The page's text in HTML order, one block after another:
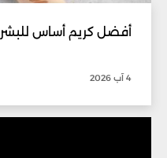
أفضل كريم أساس
4 آب 2026